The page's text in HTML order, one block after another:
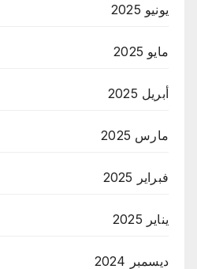
يونيو 2025
مايو 2025
أبريل 2025
مارس 2025
فبراير 2025
يناير 2025
ديسمبر 2024